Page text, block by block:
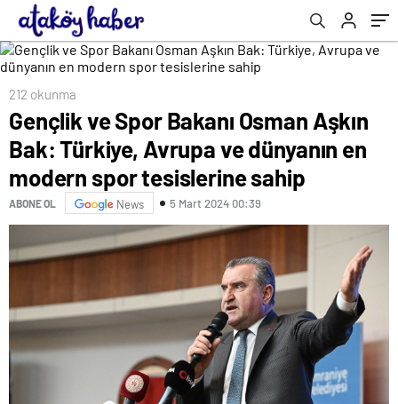
tesislerine sahip
212 okunma
Gençlik ve Spor Bakanı Osman Aşkın
Bak: Türkiye, Avrupa ve dünyanın en
modern spor tesislerine sahip
ABONE OL News 5 Mart 2024 00:39